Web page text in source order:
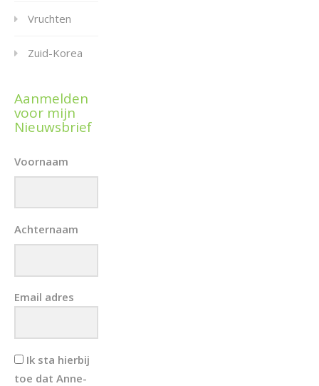
Vruchten
Zuid-Korea
Aanmelden
voor mijn
Nieuwsbrief
Voornaam
Achternaam
Email adres
Ik sta hierbij
toe dat Anne-